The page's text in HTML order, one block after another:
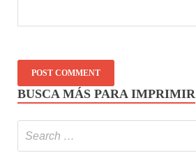
BUSCA MÁS PARA IMPRIMIR